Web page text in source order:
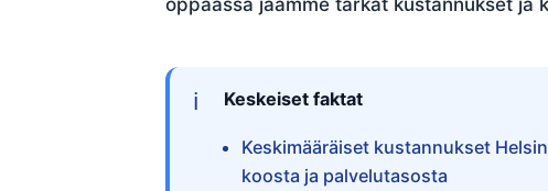
oppaassa jaamme tarkat kustannukset ja
Keskeiset faktat
Keskimääräiset kustannukset
koosta ja palvelutasosta